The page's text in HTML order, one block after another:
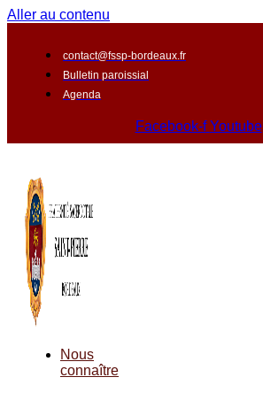
Aller au contenu
contact@fssp-bordeaux.fr
Bulletin paroissial
Agenda
Facebook-f Youtube
Nous
connaître